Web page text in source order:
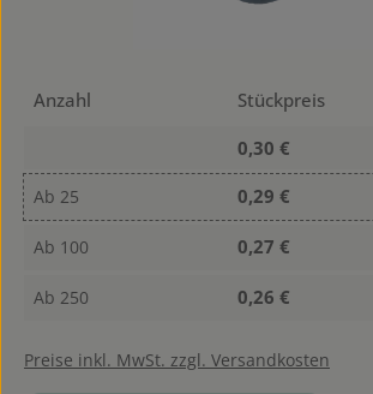
Anzahl
Stückpreis
0,30 €
Ab 25 0,29 €
Ab 100 0,27 €
Ab 250 0,26 €
Preise inkl. MwSt. zzgl. Versandkosten